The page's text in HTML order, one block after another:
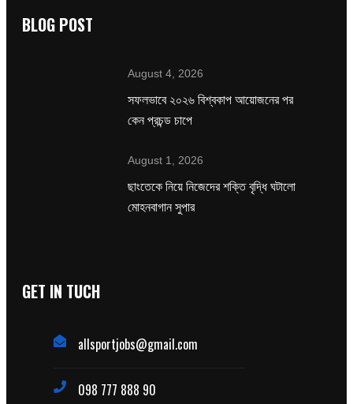
BLOG POST
August 4, 2026
সফলভাবে ২০২৬ বিশ্বকাপ আয়োজনের পর
কেন প্রচন্ড চাপে
August 1, 2026
ছাংতেকে নিয়ে নিজেদের শক্তি বৃদ্ধি ঘটালো
মোহনবাগান সুপার
GET IN TUCH
allsportjobs@gmail.com
098 777 888 90